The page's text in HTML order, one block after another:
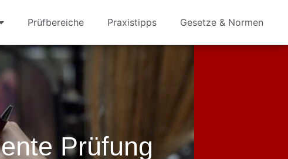
Prüfbereiche Praxistipps Gesetze & Normen
Prüfung